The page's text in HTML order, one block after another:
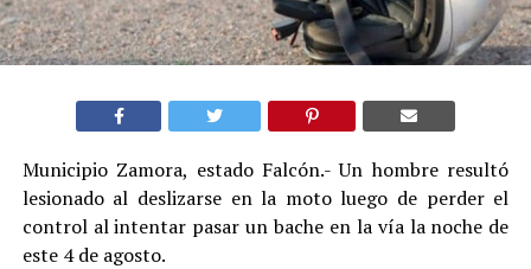
Municipio Zamora, estado Falcón.- Un hombre resultó
lesionado al deslizarse en la moto luego de perder el
control al intentar pasar un bache en la vía la noche de
este 4 de agosto.